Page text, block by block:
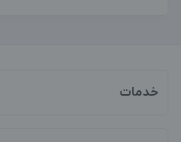
خدمات